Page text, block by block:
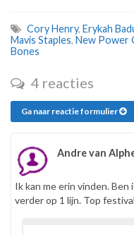
Cory Henry, Erykah
Mavis Staples, New Power
Bones
4 reacties
Ga naar reactie formulier
Andre van
Ik kan me erin vinden.
verder op 1 lijn. Top festival